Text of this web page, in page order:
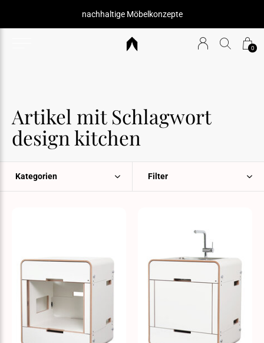
0
nachhaltige Möbelkonzepte
Artikel mit Schlagwort
design kitchen
Kategorien Filter